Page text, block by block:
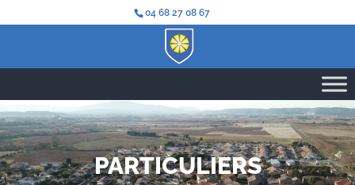
04 68 27 08 67
PARTICULIERS